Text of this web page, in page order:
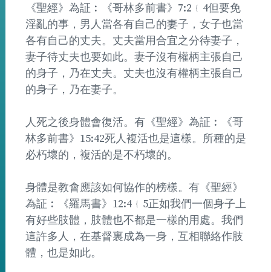
《聖經》為証︰《哥林多前書》7:2﹛4但要免
淫亂的事，男人當各有自己的妻子，女子也當
各有自己的丈夫。丈夫當用合宜之分待妻子，
妻子待丈夫也要如此。妻子沒有權柄主張自己
的身子，乃在丈夫。丈夫也沒有權柄主張自己
的身子，乃在妻子。
人死之後身體會復活。有《聖經》為証︰《哥
林多前書》15:42死人複活也是這樣。所種的是
必朽壞的，複活的是不朽壞的。
身體是教會應該如何協作的榜樣。有《聖經》
為証︰《羅馬書》12:4﹛5正如我們一個身子上
有好些肢體，肢體也不都是一樣的用處。我們
這許多人，在基督裏成為一身，互相聯絡作肢
體，也是如此。